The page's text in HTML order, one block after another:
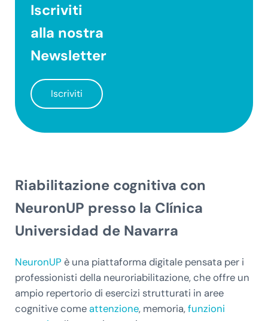
Iscriviti
alla nostra
Newsletter
Iscriviti
Riabilitazione cognitiva con
NeuronUP presso la Clínica
Universidad de Navarra
NeuronUP è una piattaforma digitale pensata per i
professionisti della neuroriabilitazione, che offre un
ampio repertorio di esercizi strutturati in aree
cognitive comeattenzione, memoria,funzioni